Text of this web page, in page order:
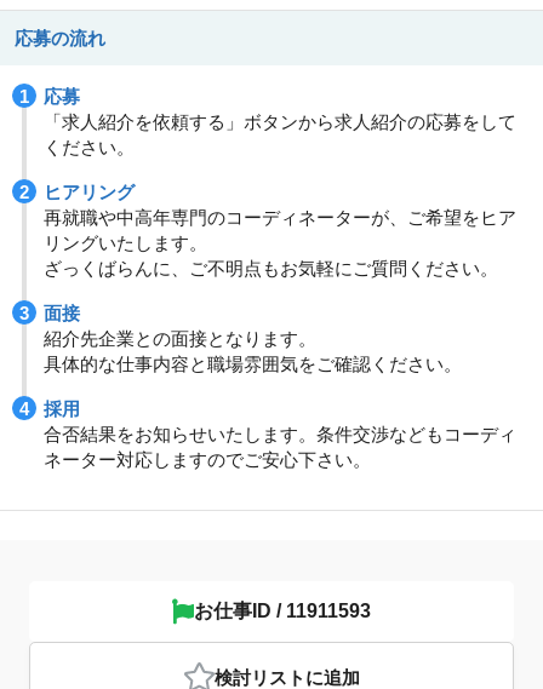
応募の流れ
応募
「求人紹介を依頼する」ボタンから求人紹介の応募をして
ください。
ヒアリング
再就職や中高年専門のコーディネーターが、ご希望をヒア
リングいたします。
ざっくばらんに、ご不明点もお気軽にご質問ください。
面接
紹介先企業との面接となります。
具体的な仕事内容と職場雰囲気をご確認ください。
採用
合否結果をお知らせいたします。条件交渉などもコーディ
ネーター対応しますのでご安心下さい。
お仕事ID / 11911593
検討リスト に追加